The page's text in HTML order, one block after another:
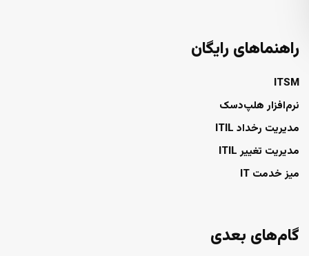
راهنماهای رایگان
ITSM
نرم‌افزار هلپ‌دسک
مدیریت رخداد ITIL
مدیریت تغییر ITIL
میز خدمت IT
گام‌های بعدی